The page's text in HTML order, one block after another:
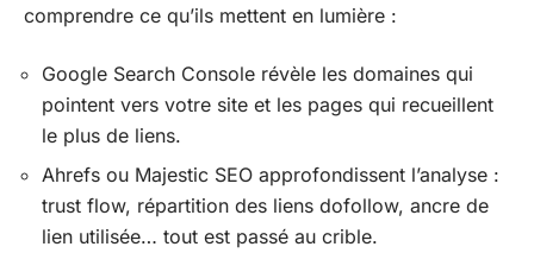
comprendre ce qu’ils mettent en lumière :
Google Search Console révèle les domaines qui
pointent vers votre site et les pages qui recueillent
le plus de liens.
Ahrefs ou Majestic SEO approfondissent l’analyse :
trust flow, répartition des liens dofollow, ancre de
lien utilisée… tout est passé au crible.